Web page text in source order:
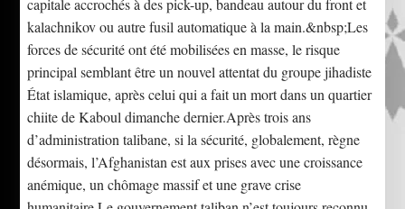
kalachnikov ou autre fusil automatique à la main.&nbsp;Les
forces de sécurité ont été mobilisées en masse, le risque
principal semblant être un nouvel attentat du groupe jihadiste
État islamique, après celui qui a fait un mort dans un quartier
chiite de Kaboul dimanche dernier.Après trois ans
d’administration talibane, si la sécurité, globalement, règne
désormais, l’Afghanistan est aux prises avec une croissance
anémique, un chômage massif et une grave crise